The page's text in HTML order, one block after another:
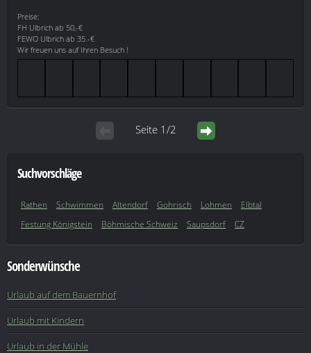
Preise:
FH Ulbrich ab 50,-€
FEWO Ulbrich ab 35.-€
Wir freuen uns auf Ihren Besuch !
Seite 1/2
Suchvorschläge
Rathen Schwimmen Altendorf Gohrisch Lohmen
Elbtal
Festung Königstein
Böhmische Schweiz Saupsdorf CZ
Sonderwünsche
Urlaub auf dem Bauernhof
Urlaub mit Kindern
Urlaub in der Mühle